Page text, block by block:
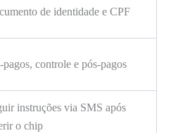
de identidade e CPF
pagos, controle e pós-pagos
instruções via SMS após
o chip